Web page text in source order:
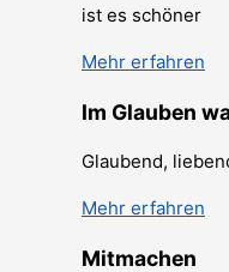
ist es schöner
Mehr erfahren
Im Glauben
Glaubend,
Mehr erfahren
Mitmachen